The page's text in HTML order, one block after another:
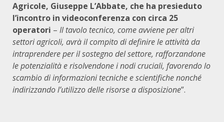
Agricole, Giuseppe L’Abbate, che ha presieduto
l’incontro in videoconferenza con circa 25
operatori – Il tavolo tecnico, come avviene per altri
settori agricoli, avrà il compito di definire le attività da
intraprendere per il sostegno del settore, rafforzandone
le potenzialità e risolvendone i nodi cruciali, favorendo lo
scambio di informazioni tecniche e scientifiche nonché
indirizzando l’utilizzo delle risorse a disposizione”.